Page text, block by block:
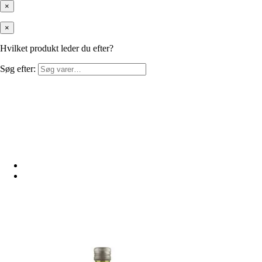
×
×
Hvilket produkt leder du efter?
Søg efter: